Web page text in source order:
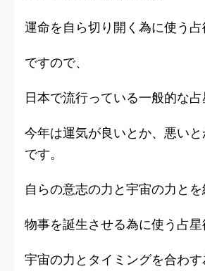
運命を自ら切り開く 為に使う占
ですので、
日本で流行っている一般的な占
今年は運気が良いとか、悪い
です。
自らの意志の力と宇宙の力とを
物事を誕生させる為に使う占星
宇宙の力とタイミングを合わす